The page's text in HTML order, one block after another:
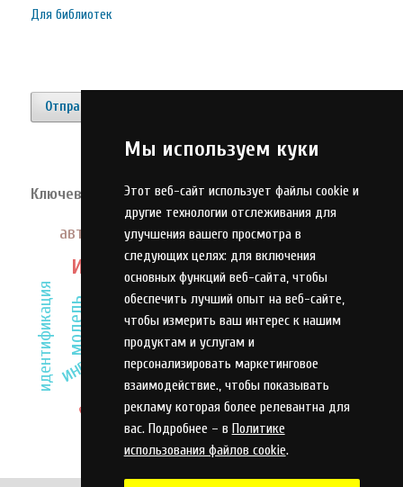
Мы используем куки
Этот веб-сайт использует файлы cookie и
другие технологии отслеживания для
улучшения вашего просмотра в
следующих целях: для включения
основных функций веб-сайта, чтобы
обеспечить лучший опыт на веб-сайте,
чтобы измерить ваш интерес к нашим
продуктам и услугам и
персонализировать маркетинговое
взаимодействие., чтобы показывать
рекламу которая более релевантна для
вас. Подробнее – в Политике
использования файлов cookie.
Для библиотек
Отправить материал
Ключевые слова
инновации
эффективность
оптимизация
управление
прогнозирование
инвестиции
модель качествокомпетенции
анализ
оружие
оценка
адаптация
алгоритм стрелковое оружие
охрана труда
технология
автоматизация
идентификация
система